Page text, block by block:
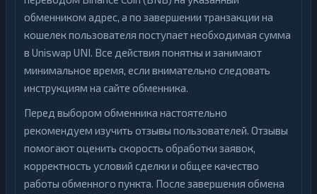
обменником адрес, а по завершении транзакции на
кошелек пользователя поступает необходимая сумма
в Uniswap UNI. Все действия понятны и занимают
минимальное время, если внимательно следовать
инструкциям на сайте обменника.
Перед выбором обменника настоятельно
рекомендуем изучить отзывы пользователей. Отзывы
помогают оценить скорость обработки заявок,
корректность условий сделки и общее качество
работы обменного пункта. После завершения обмена